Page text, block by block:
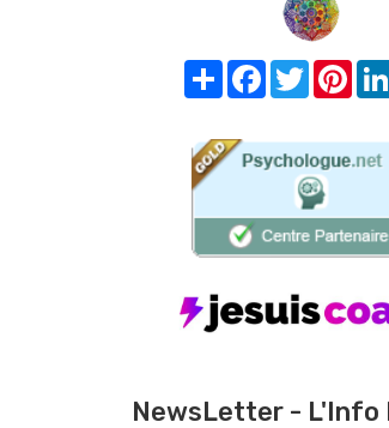
Share FacebookTwitter
NewsLetter - L'Info